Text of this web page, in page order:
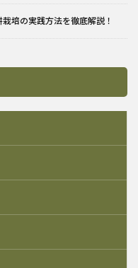
培の実践方法を徹底解説！